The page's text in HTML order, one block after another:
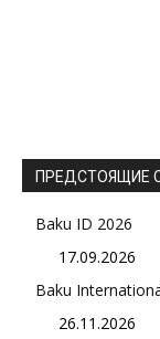
ПРЕДСТОЯЩИЕ
Baku ID 2026
17.09.2026
Baku
26.11.2026